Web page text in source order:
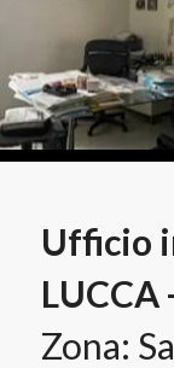
Ufficio
LUCCA
Zona: